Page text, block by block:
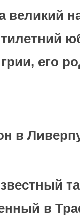
великий
его
в
в